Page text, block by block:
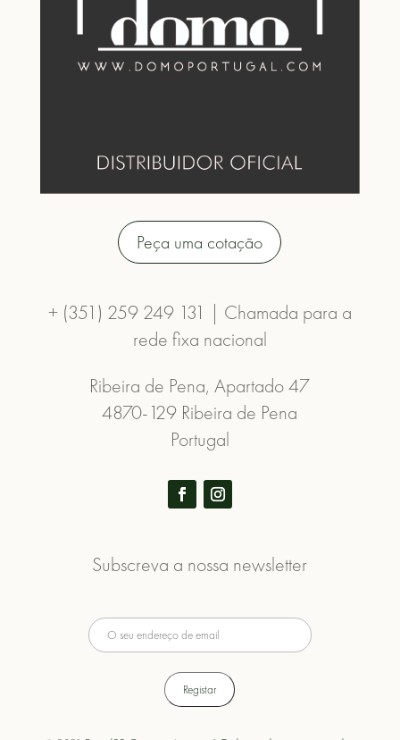
Peça uma cotação
+ (351) 259 249 131 | Chamada para a
rede fixa nacional
Ribeira de Pena, Apartado 47
4870-129 Ribeira de Pena
Portugal
Subscreva a nossa newsletter